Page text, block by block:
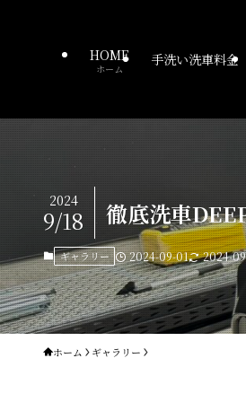
HOME
ホーム
手洗い洗車料金
徹底洗車
2024
9/18
ギャラリー 2024-09-01 2024-
ホーム ギャラリー